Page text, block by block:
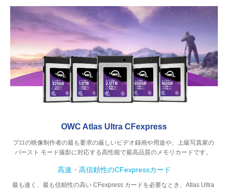
OWC Atlas Ultra CFexpress
プロの映像制作者の最も要求の厳しいビデオ録画や用途や、上級写真家の
バースト モード撮影に対応する高性能で最高品質のメモリカードです。
高速・高信頼性のCFexpressカード
最も速く、最も信頼性の高い CFexpress カードを必要なとき、Atlas Ultra